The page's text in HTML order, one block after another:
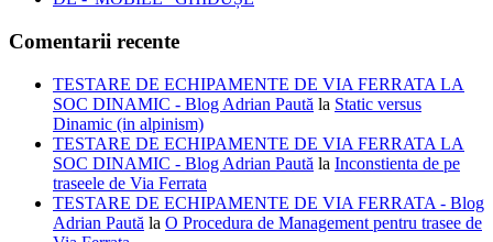
Comentarii recente
TESTARE DE ECHIPAMENTE DE VIA FERRATA LA
SOC DINAMIC - Blog Adrian Paută la Static versus
Dinamic (in alpinism)
TESTARE DE ECHIPAMENTE DE VIA FERRATA LA
SOC DINAMIC - Blog Adrian Paută la Inconstienta de pe
traseele de Via Ferrata
TESTARE DE ECHIPAMENTE DE VIA FERRATA - Blog
Adrian Paută la O Procedura de Management pentru trasee de